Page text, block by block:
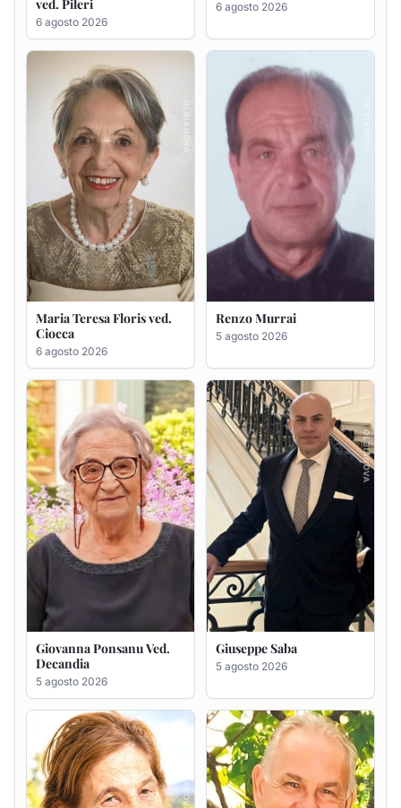
Maria Teresa Floris ved.
6 agosto 2026
Renzo Murrai
5 agosto 2026
Giovanna Ponsanu Ved.
Decandia
5 agosto 2026
Giuseppe Saba
5 agosto 2026
Maria Antonietta Orrù
ved. Peddio
5 agosto 2026
Giuseppe Deiana
5 agosto 2026